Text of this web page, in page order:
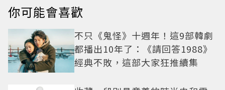
你可能會喜歡
不只《鬼怪》十週年！這9部韓劇
都播出10年了：《請回答1988》
經典不敗，這部大家狂推續集